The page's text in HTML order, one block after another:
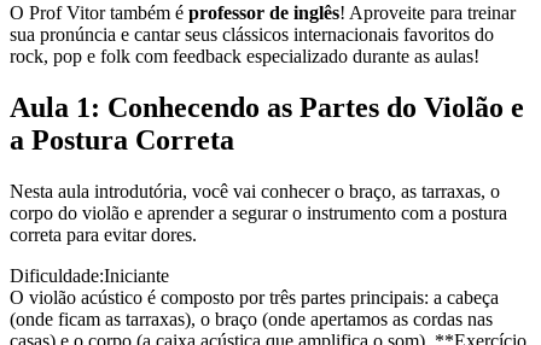
O Prof Vitor também é professor de inglês! Aproveite para treinar
sua pronúncia e cantar seus clássicos internacionais favoritos do
rock, pop e folk com feedback especializado durante as aulas!
Aula 1: Conhecendo as Partes do Violão e
a Postura Correta
Nesta aula introdutória, você vai conhecer o braço, as tarraxas, o
corpo do violão e aprender a segurar o instrumento com a postura
correta para evitar dores.
Dificuldade:Iniciante
O violão acústico é composto por três partes principais: a cabeça
(onde ficam as tarraxas), o braço (onde apertamos as cordas nas
casas) e o corpo (a caixa acústica que amplifica o som). **Exercício